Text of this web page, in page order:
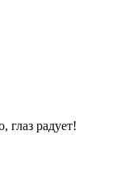
глаз радует!